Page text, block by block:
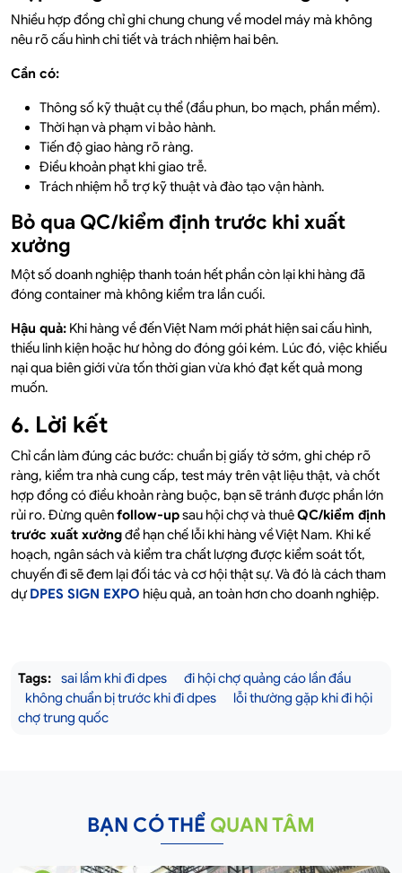
Nhiều hợp đồng chỉ ghi chung chung về model máy mà không
nêu rõ cấu hình chi tiết và trách nhiệm hai bên.
Cần có:
Thông số kỹ thuật cụ thể (đầu phun, bo mạch, phần mềm).
Thời hạn và phạm vi bảo hành.
Tiến độ giao hàng rõ ràng.
Điều khoản phạt khi giao trễ.
Trách nhiệm hỗ trợ kỹ thuật và đào tạo vận hành.
Bỏ qua QC/kiểm định trước khi xuất
xưởng
Một số doanh nghiệp thanh toán hết phần còn lại khi hàng đã
đóng container mà không kiểm tra lần cuối.
Hậu quả: Khi hàng về đến Việt Nam mới phát hiện sai cấu hình,
thiếu linh kiện hoặc hư hỏng do đóng gói kém. Lúc đó, việc khiếu
nại qua biên giới vừa tốn thời gian vừa khó đạt kết quả mong
muốn.
6. Lời kết
Chỉ cần làm đúng các bước: chuẩn bị giấy tờ sớm, ghi chép rõ
ràng, kiểm tra nhà cung cấp, test máy trên vật liệu thật, và chốt
hợp đồng có điều khoản ràng buộc, bạn sẽ tránh được phần lớn
rủi ro. Đừng quênfollow-upsau hội chợ và thuêQC/kiểm định
trước xuất xưởngđể hạn chế lỗi khi hàng về Việt Nam. Khi kế
hoạch, ngân sách và kiểm tra chất lượng được kiểm soát tốt,
chuyến đi sẽ đem lại đối tác và cơ hội thật sự. Và đó là cách tham
dựDPES SIGN EXPO hiệu quả, an toàn hơn cho doanh nghiệp.
Tags: sai lầm khi đi dpes
đi hội chợ quảng cáo lần đầu
không chuẩn bị trước khi đi dpes
lỗi thường gặp khi đi hội
chợ trung quốc
BẠN CÓ THỂ QUAN TÂM